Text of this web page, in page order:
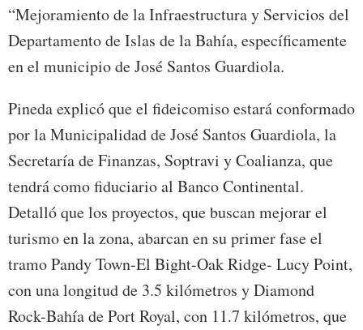
“Mejoramiento de la Infraestructura y Servicios del
Departamento de Islas de la Bahía, específicamente
en el municipio de José Santos Guardiola.
Pineda explicó que el fideicomiso estará conformado
por la Municipalidad de José Santos Guardiola, la
Secretaría de Finanzas, Soptravi y Coalianza, que
tendrá como fiduciario al Banco Continental.
Detalló que los proyectos, que buscan mejorar el
turismo en la zona, abarcan en su primer fase el
tramo Pandy Town-El Bight-Oak Ridge- Lucy Point,
con una longitud de 3.5 kilómetros y Diamond
Rock-Bahía de Port Royal, con 11.7 kilómetros, que